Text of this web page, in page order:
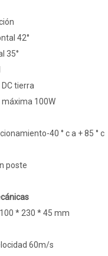
42°
35°
tierra
100W
40 ° c a + 85 ° c
poste
* 230 * 45 mm
60m/s